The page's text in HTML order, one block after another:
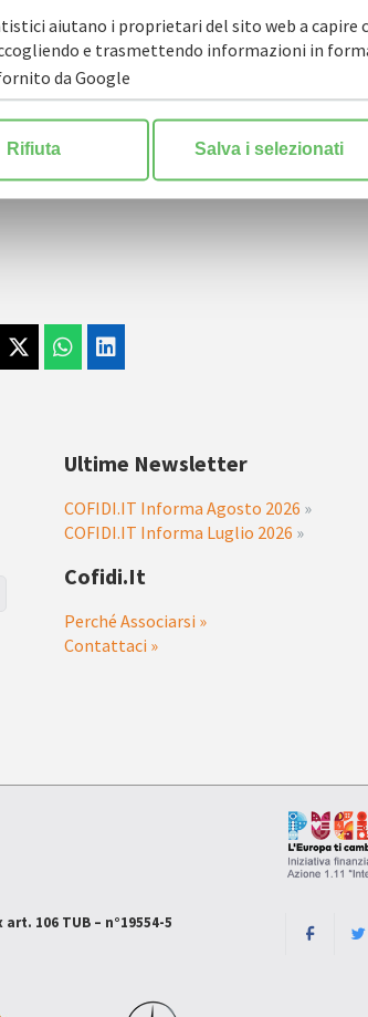
Ultime Newsletter
COFIDI.IT Informa Agosto 2026 »
COFIDI.IT Informa Luglio 2026 »
Cofidi.it
Perché Associarsi »
Contattaci »
106 TUB – n°19554-5
aiutano i proprietari del sito web a
e trasmettendo informazioni in
da Google
Rifiuta Salva i selezionati